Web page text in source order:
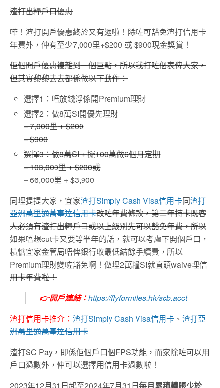
渣打出糧戶口優惠
嘩！渣打開戶優惠終於又有返啦！除咗可豁免渣打信用卡
年費外，仲有至少7,000里+$200或$900現金獎賞！
佢個開戶優惠複雜到一個巨點，所以我打咗個表俾大家，
但其實黎黎去去都係做以下動作：
選擇1：唔放錢淨係開Premium理財
選擇2：做8萬SI開優先理財
– 7,000里+ $200
– $900
選擇3：做8萬SI +擺100萬做6個月定期
– 103,000里+ $200或
– 66,000里+ $3,900
同埋提提大家，宜家渣打Simply Cash Visa信用卡同渣打
亞洲萬里通萬事達信用卡改咗年費條款，第二年持卡既客
人必須有渣打出糧戶口或以上級別先可以豁免年費，所以
如果唔想cut卡又要等半年的話，就可以考慮下開個戶口，
橫惦宜家金管局唔俾銀行收最低結餘手續費，所以
Premium理財變咗豁免啊！做埋2萬糧SI就直頭waive埋信
用卡年費啦！
👉開戶連結：https://flyformiles.hk/scb.acct
渣打信用卡推介：渣打Simply Cash Visa信用卡、渣打亞
洲萬里通萬事達信用卡
渣打SC Pay，即係佢個戶口個FPS功能，而家除咗可以用
戶口過數外，仲可以選擇用信用卡過數啦！
2023年12月31日起至2024年7月31日每月累積轉賬少於